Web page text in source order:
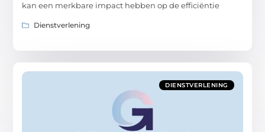
kan een merkbare impact hebben op de efficiëntie
Dienstverlening
DIENSTVERLENING